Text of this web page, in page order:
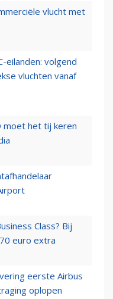
vlucht met
eilanden: volgend
vluchten vanaf
moet het tij keren
Class? Bij
euro extra
eerste Airbus
oplopen